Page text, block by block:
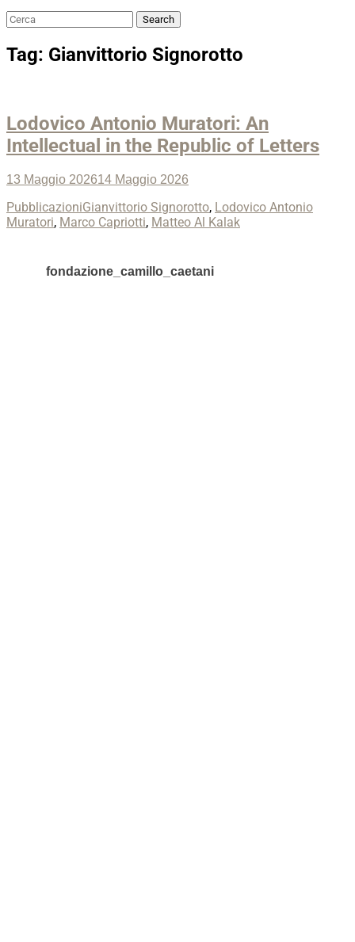
Search
Search
Tag: Gianvittorio Signorotto
Lodovico Antonio Muratori: An
Intellectual in the Republic of Letters
Posted
13 Maggio 202614 Maggio 2026
Categories
PubblicazioniTags
Gianvittorio Signorotto, Lodovico Antonio
Muratori, Marco Capriotti, Matteo Al Kalak
fondazione_camillo_caetani